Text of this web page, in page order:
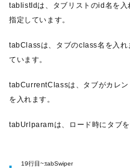
tablistIdは、タブリストのid名を入
指定しています。
tabClassは、タブのclass名を入れ
ています。
tabCurrentClassは、タブがカレ
を入れます。
tabUrlparamは、ロード時にタブ
19行目~:tabSwiper